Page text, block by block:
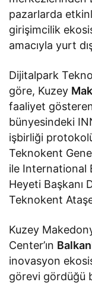
pazarlarda
girişimcilik
amacıyla yurt
Dijitalpark
göre, Kuzey
faaliyet
bünyesindeki
işbirliği
Teknokent
ile International
Heyeti Başkanı
Teknokent
Kuzey
Center’ın
inovasyon
görevi gördüğü